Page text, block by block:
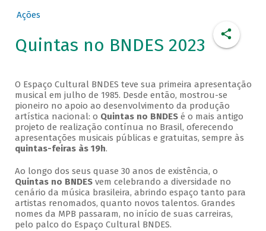
Ações
Quintas no BNDES 2023
O Espaço Cultural BNDES teve sua primeira apresentação
musical em julho de 1985. Desde então, mostrou-se
pioneiro no apoio ao desenvolvimento da produção
artística nacional: o Quintas no BNDESé o mais antigo
projeto de realização contínua no Brasil, oferecendo
apresentações musicais públicas e gratuitas, sempre às
quintas-feiras às 19h.
Ao longo dos seus quase 30 anos de existência, o
Quintas no BNDESvem celebrando a diversidade no
cenário da música brasileira, abrindo espaço tanto para
artistas renomados, quanto novos talentos. Grandes
nomes da MPB passaram, no início de suas carreiras,
pelo palco do Espaço Cultural BNDES.